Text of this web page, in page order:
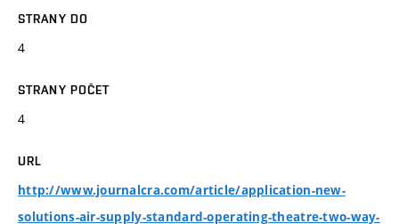
STRANY DO
4
STRANY POČET
4
URL
http://www.journalcra.com/article/application-new-
solutions-air-supply-standard-operating-theatre-two-way-